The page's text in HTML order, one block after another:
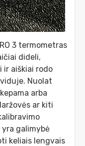
3 termometras
dideli,
aiškiai rodo
Nuolat
arba
ar kiti
galimybė
keliais lengvais